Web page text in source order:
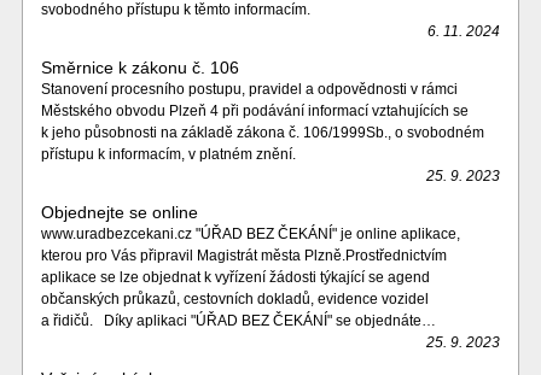
svobodného přístupu k těmto informacím.
6. 11. 2024
Směrnice k zákonu č. 106
Stanovení procesního postupu, pravidel a odpovědnosti v rámci
Městského obvodu Plzeň 4 při podávání informací vztahujících se
k jeho působnosti na základě zákona č. 106/1999Sb., o svobodném
přístupu k informacím, v platném znění.
25. 9. 2023
Objednejte se online
www.uradbezcekani.cz "ÚŘAD BEZ ČEKÁNÍ" je online aplikace,
kterou pro Vás připravil Magistrát města Plzně.Prostřednictvím
aplikace se lze objednat k vyřízení žádosti týkající se agend
občanských průkazů, cestovních dokladů, evidence vozidel
a řidičů. Díky aplikaci "ÚŘAD BEZ ČEKÁNÍ" se objednáte…
25. 9. 2023